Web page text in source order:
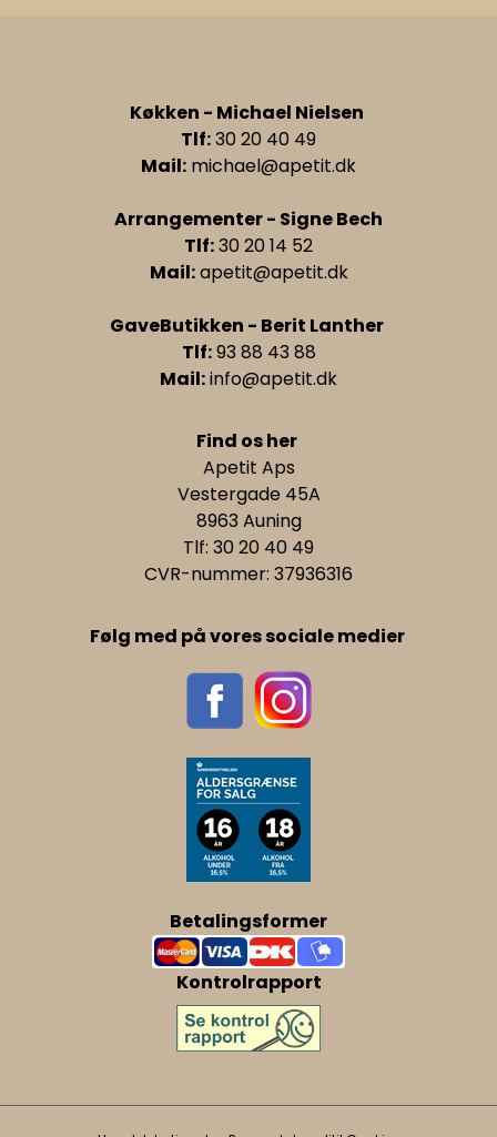
Køkken - Michael Nielsen
Tlf:30 20 40 49
Mail: michael@apetit.dk
Arrangementer - Signe Bech
Tlf:30 20 14 52
Mail:apetit@apetit.dk
GaveButikken - Berit Lanther
Tlf:93 88 43 88
Mail:info@apetit.dk
Find os her
Apetit Aps
Vestergade 45A
8963 Auning
Tlf: 30 20 40 49
CVR-nummer: 37936316
Følg med på vores sociale medier
Betalingsformer
Kontrolrapport